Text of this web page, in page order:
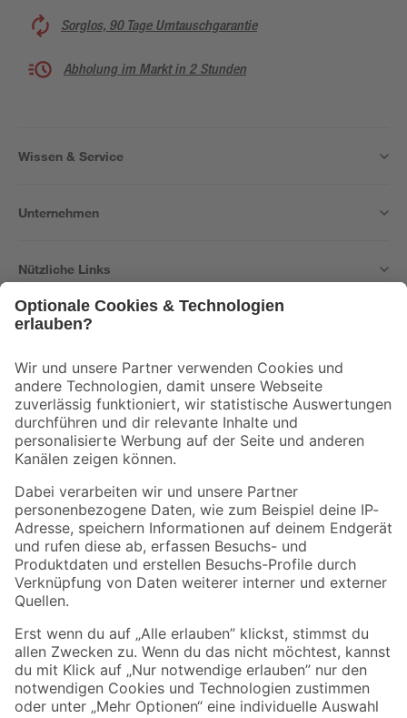
Sorglos, 90 Tage Umtauschgarantie
Abholung im Markt in 2 Stunden
Wissen & Service
Unternehmen
Nützliche Links
Der toom Newsletter: Keine Angebote und Aktionen mehr verpassen!
Zur Newsletter Anmeldung
Folge uns
Zahlungsarten Versandarten
Sicher einkaufen
Jetzt die toom-App herunterladen